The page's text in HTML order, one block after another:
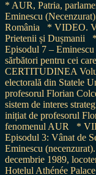
* AUR, Patria,
Eminescu
România
* VIDEO.
Prietenii și Dușmanii
Episodul 7 –
sărbători pentru cei
CERTITUDINEA
electorală din Statele
profesorul Florian
sistem de interes
inițiat de profesorul
fenomenul AUR
*
Episodul 3: Vânat de
Eminescu
decembrie 1989,
Hotelul Athénée